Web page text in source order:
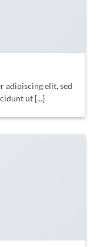
adipiscing elit, sed
ut [...]